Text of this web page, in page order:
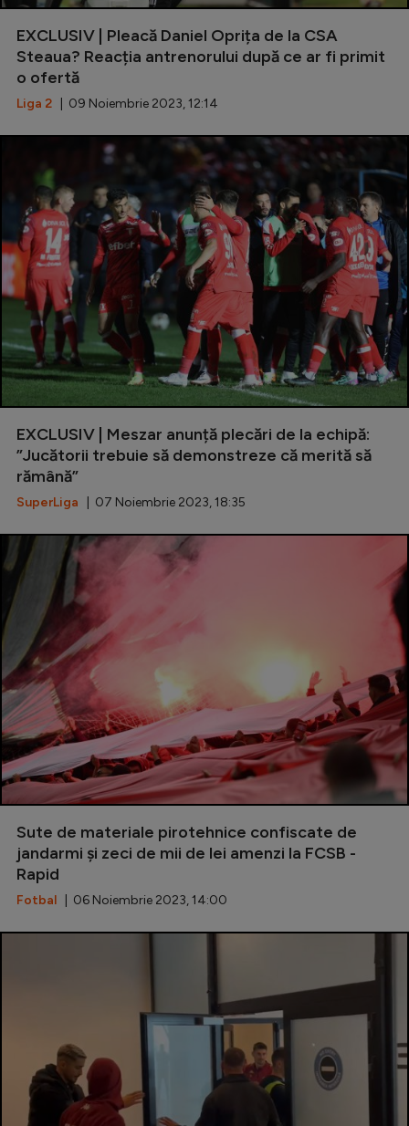
EXCLUSIV | Pleacă Daniel Oprița de la CSA
Steaua? Reacția antrenorului după ce ar fi primit
o ofertă
Liga 2 | 09 Noiembrie 2023, 12:14
EXCLUSIV | Meszar anunță plecări de la echipă:
”Jucătorii trebuie să demonstreze că merită să
rămână”
SuperLiga | 07 Noiembrie 2023, 18:35
Sute de materiale pirotehnice confiscate de
jandarmi și zeci de mii de lei amenzi la FCSB -
Rapid
Fotbal | 06 Noiembrie 2023, 14:00